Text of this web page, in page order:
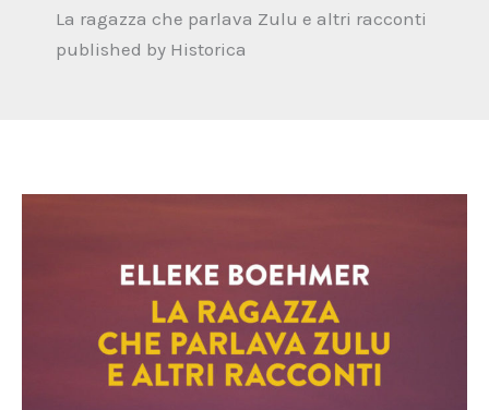
La ragazza che parlava Zulu e altri racconti
published by Historica